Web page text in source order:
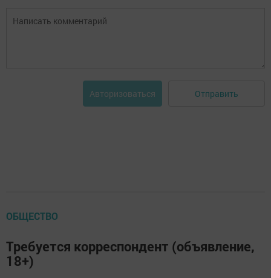
Авторизоваться Отправить
ОБЩЕСТВО
Требуется корреспондент (объявление,
18+)